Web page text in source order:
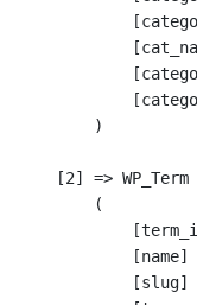
        )
[2] => WP_Term
        (
[name]
[slug]